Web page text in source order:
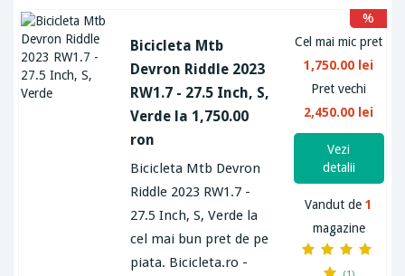
Bicicleta Mtb
Devron Riddle 2023
RW1.7 - 27.5 Inch, S,
Verde la 1,750.00
ron
Bicicleta Mtb Devron
Riddle 2023 RW1.7 -
27.5 Inch, S, Verde la
cel mai bun pret de pe
piata. Bicicleta.ro -
Cel mai mic pret
1,750.00 lei
Pret vechi
2,450.00 lei
%
Vezi
detalii
Vandut de1
magazine